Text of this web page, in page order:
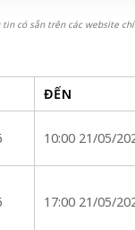
có sẵn trên các website
ĐẾN
10:00 21/05/
17:00 21/05/